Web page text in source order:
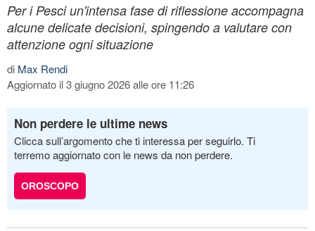
Per i Pesci un'intensa fase di riflessione accompagna
alcune delicate decisioni, spingendo a valutare con
attenzione ogni situazione
di Max Rendi
Aggiornato il 3 giugno 2026 alle ore 11:26
Non perdere le ultime news
Clicca sull’argomento che ti interessa per seguirlo. Ti
terremo aggiornato con le news da non perdere.
OROSCOPO